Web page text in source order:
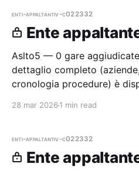
enti-appaltantiv-c022332
Ente
Aslto5 — 0 gare
dettaglio completo
cronologia procedure) è
28 mar 2026 1 min read
enti-appaltantiv-c022332
Ente